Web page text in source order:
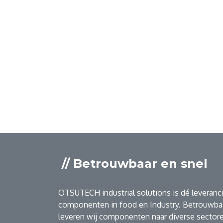
// Betrouwbaar en snel
OTSUTECH industrial solutions is dé
componenten in food en Industry.
leveren wij componenten naar diverse